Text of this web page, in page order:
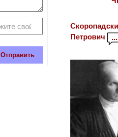
Петрович
...
Отправить